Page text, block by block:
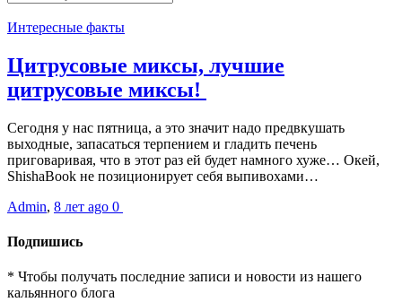
Интересные факты
Цитрусовые миксы, лучшие
цитрусовые миксы!
Сегодня у нас пятница, а это значит надо предвкушать
выходные, запасаться терпением и гладить печень
приговаривая, что в этот раз ей будет намного хуже… Окей,
ShishaBook не позиционирует себя выпивохами…
Admin, 8 лет ago 0
Подпишись
* Чтобы получать последние записи и новости из нашего
кальянного блога